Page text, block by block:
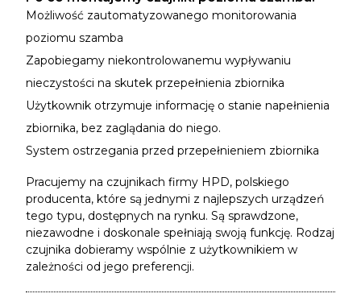
Możliwość zautomatyzowanego monitorowania
poziomu szamba
Zapobiegamy niekontrolowanemu wypływaniu
nieczystości na skutek przepełnienia zbiornika
Użytkownik otrzymuje informację o stanie napełnienia
zbiornika, bez zaglądania do niego.
System ostrzegania przed przepełnieniem zbiornika
Pracujemy na czujnikach firmy HPD, polskiego
producenta, które są jednymi z najlepszych urządzeń
tego typu, dostępnych na rynku. Są sprawdzone,
niezawodne i doskonale spełniają swoją funkcję. Rodzaj
czujnika dobieramy wspólnie z użytkownikiem w
zależności od jego preferencji.